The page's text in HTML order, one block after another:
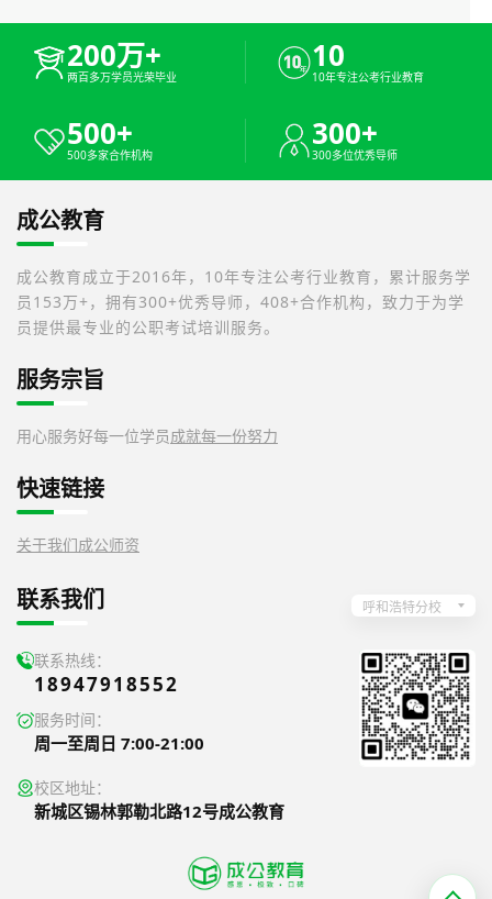
200万+
两百多万学员光荣毕业
10
10年专注公考行业教育
500+
500多家合作机构
300+
300多位优秀导师
成公教育
成公教育成立于2016年，10年专注公考行业教育，累计服务学
员153万+，拥有300+优秀导师，408+合作机构，致力于为学
员提供最专业的公职考试培训服务。
服务宗旨
用心服务好每一位学员成就每一份努力
快速链接
关于我们成公师资
联系我们 呼和浩特分校
联系热线：
18947918552
服务时间：
周一至周日 7:00-21:00
校区地址：
新城区锡林郭勒北路12号成公教育